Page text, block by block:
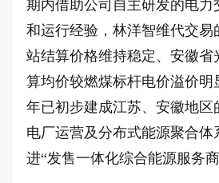
期内借助公司自主研发的电力
和运行经验，林洋智维代交易
站结算价格维持稳定、安徽省
算均价较燃煤标杆电价溢价明
年已初步建成江苏、安徽地区
电厂运营及分布式能源聚合体
进“发售一体化综合能源服务商